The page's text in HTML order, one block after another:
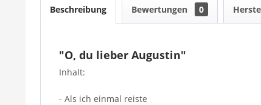
Beschreibung Bewertungen 0
"O, du lieber Augustin"
Inhalt:
- Als ich einmal reiste